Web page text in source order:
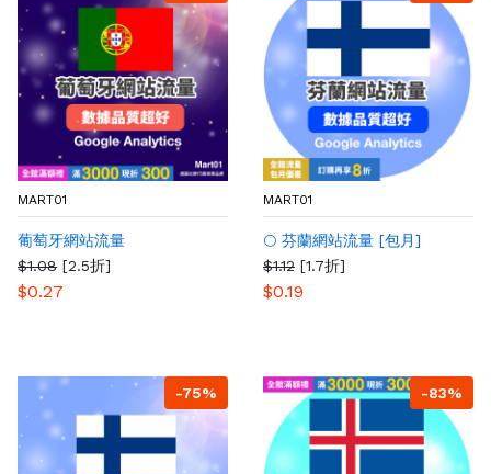
MART01
葡萄牙網站流量
$1.08 [2.5折]
$0.27
MART01
🌕 芬蘭網站流量 [包月]
$1.12 [1.7折]
$0.19
-75% -83%